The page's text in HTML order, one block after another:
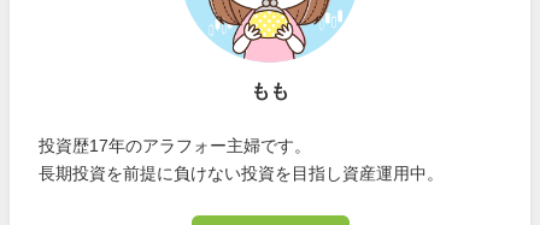
もも
投資歴17年のアラフォー主婦です。
長期投資を前提に負けない投資を目指し資産運用中。